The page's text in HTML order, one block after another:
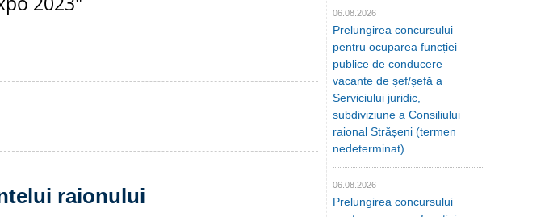
raionului
06.08.2026
Prelungirea concursului
pentru ocuparea funcției
publice de conducere
vacante de șef/șefă a
Serviciului juridic,
subdiviziune a Consiliului
raional Strășeni (termen
nedeterminat)
06.08.2026
Prelungirea concursului